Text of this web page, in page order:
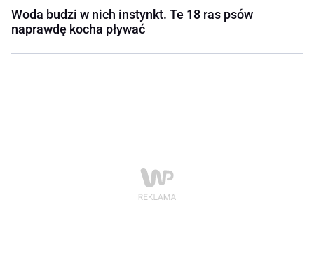
Woda budzi w nich instynkt. Te 18 ras psów
naprawdę kocha pływać